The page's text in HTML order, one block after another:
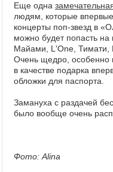
Еще одна
людям, которые
концерты поп-звезд в
можно будет попасть
Майами, L'One, Тимати,
Очень щедро, особенно
в качестве подарка
обложки для паспорта.
Замануха с раздачей
было вообще очень
Фото: Alina